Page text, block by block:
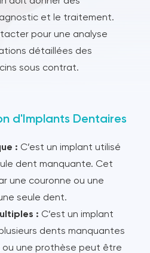
et le traitement.
pour une analyse
détaillées des
sous contrat.
d'Implants Dentaires
: C’est un implant utilisé
dent manquante. Cet
une couronne ou une
seule dent.
: C’est un implant
dents manquantes
ou une prothèse peut être